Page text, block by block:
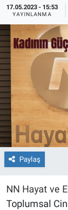
17.05.2023 - 15:53
YAYINLANMA
Paylaş
NN Hayat ve
Toplumsal